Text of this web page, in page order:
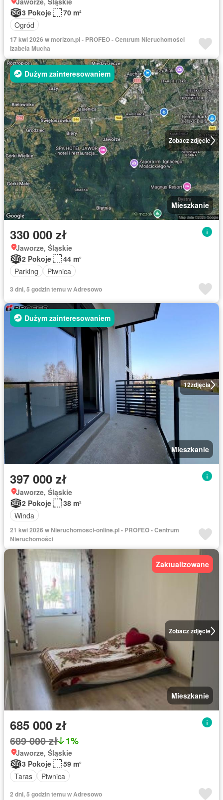
3 Pokoje
70 m²
Ogród
17 kwi 2026 w morizon.pl - PROFEO - Centrum Nieruchomości
Izabela Mucha
Zobacz zdjęcie
Dużym zainteresowaniem
Mieszkanie
330 000 zł
Jaworze, Śląskie
2 Pokoje
44 m²
Parking
Piwnica
3 dni, 5 godzin temu w Adresowo
12zdjęcia
Dużym zainteresowaniem
Mieszkanie
397 000 zł
Jaworze, Śląskie
2 Pokoje
38 m²
Winda
21 kwi 2026 w Nieruchomosci-online.pl - PROFEO - Centrum
Nieruchomości
Zobacz zdjęcie
Zaktualizowane
Mieszkanie
685 000 zł
689 000 zł 1%
Jaworze, Śląskie
3 Pokoje
59 m²
Taras
Piwnica
2 dni, 5 godzin temu w Adresowo